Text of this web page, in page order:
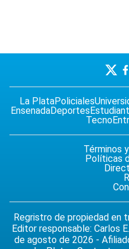
La PlataPoliciales
EnsenadaDeportes
Tecno
Términos
Políticas
Regristro de propiedad en
Editor responsable: Carlos
de agosto de 2026 -